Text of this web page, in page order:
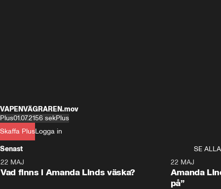
VAPENVÄGRAREN.mov
Plus01.07.2156 sekPlus
Skaffa PlusLogga in
Senast
SE ALLA
Plus
22 MAJ
Vad finns i Amanda Linds väska?
Plus
22 MAJ
Amanda
på”